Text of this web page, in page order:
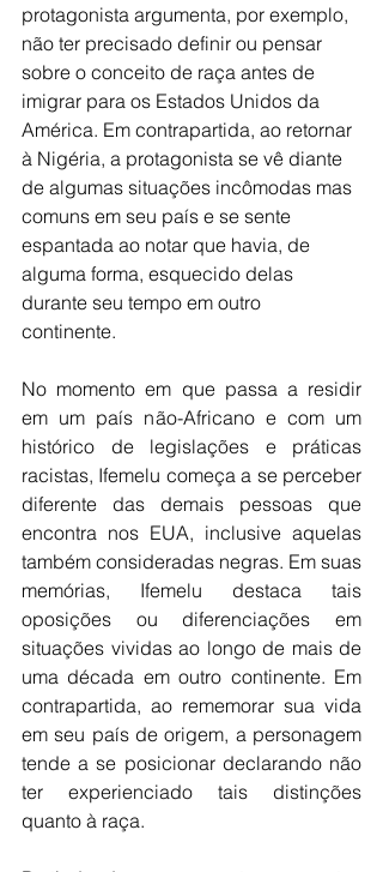
protagonista argumenta, por exemplo,
não ter precisado definir ou pensar
sobre o conceito de raça antes de
imigrar para os Estados Unidos da
América. Em contrapartida, ao retornar
à Nigéria, a protagonista se vê diante
de algumas situações incômodas mas
comuns em seu país e se sente
espantada ao notar que havia, de
alguma forma, esquecido delas
durante seu tempo em outro
continente.
No momento em que passa a residir
em um país não-Africano e com um
histórico de legislações e práticas
racistas, Ifemelu começa a se perceber
diferente das demais pessoas que
encontra nos EUA, inclusive aquelas
também consideradas negras. Em suas
memórias, Ifemelu destaca tais
oposições ou diferenciações em
situações vividas ao longo de mais de
uma década em outro continente. Em
contrapartida, ao rememorar sua vida
em seu país de origem, a personagem
tende a se posicionar declarando não
ter experienciado tais distinções
quanto à raça.